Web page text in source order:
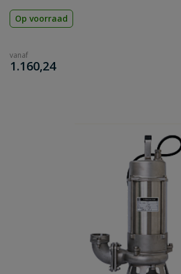
Op voorraad
vanaf
€
1.160,24